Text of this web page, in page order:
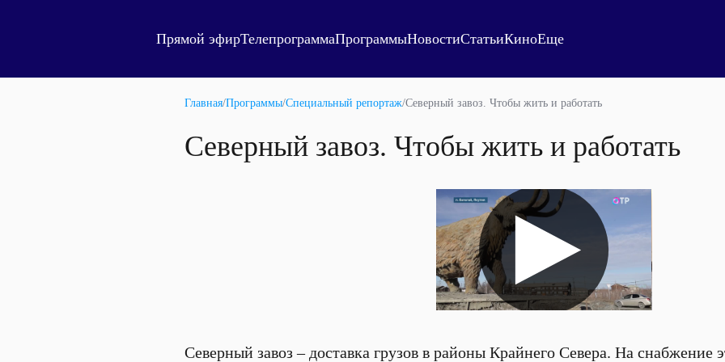
Прямой эфирТелепрограммаПрограммыНовостиСтатьиКиноЕще
Главная/Программы/Специальный репортаж/Северный завоз. Чтобы жить и работать
Северный завоз. Чтобы жить и работать
Северный завоз – доставка грузов в районы Крайнего Севера. На снабжение